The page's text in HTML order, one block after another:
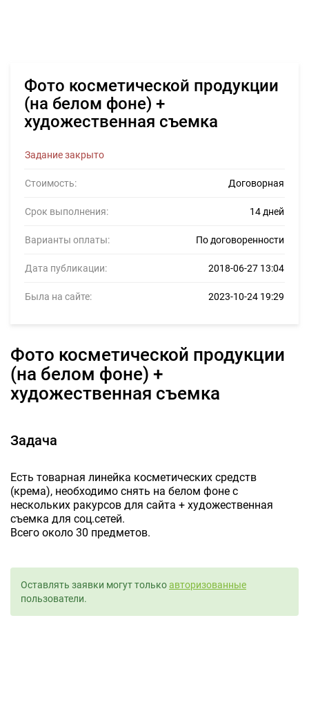
Фото косметической продукции
(на белом фоне) +
художественная съемка
Задание закрыто
Стоимость: Договорная
Срок выполнения: 14 дней
Варианты оплаты: По договоренности
Дата публикации: 2018-06-27 13:04
Была на сайте: 2023-10-24 19:29
Фото косметической продукции
(на белом фоне) +
художественная съемка
Задача
Есть товарная линейка косметических средств
(крема), необходимо снять на белом фоне с
нескольких ракурсов для сайта + художественная
съемка для соц.сетей.
Всего около 30 предметов.
Оставлять заявки могут толькоавторизованные
пользователи.